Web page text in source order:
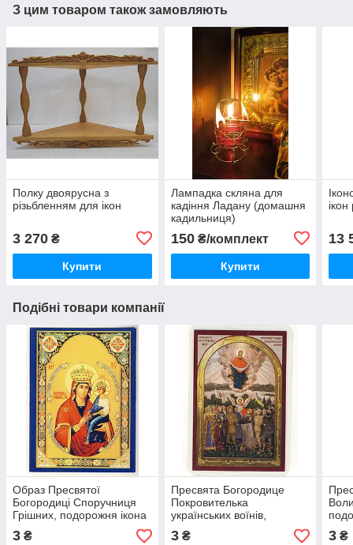
З цим товаром також замовляють
Полку двоярусна з
різьбленням для ікон
3 270 ₴
Купити
Лампадка скляна для
кадіння Ладану (домашня
кадильниця)
150₴/комплект
Купити
13
Подібні товари компанії
Образ Пресвятої
Богородиці Споручниця
Грішних, подорожня ікона
8 х 6см
3 ₴
Пресвята Богородице
Покровителька
українських воїнів,
подорожня ікона 8 х 6см
3₴ 3 ₴